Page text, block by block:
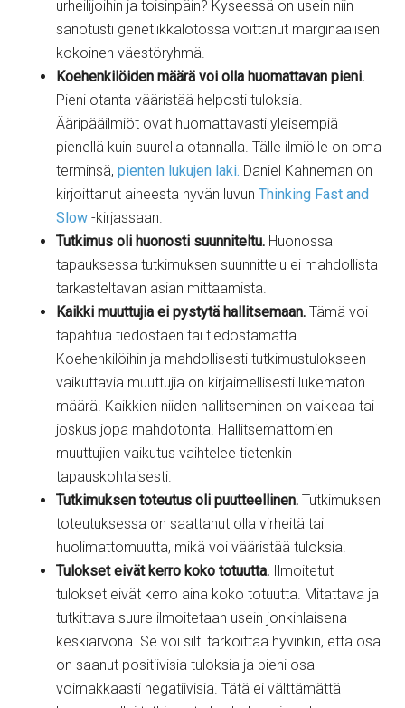
urheilijoihin ja toisinpäin? Kyseessä on usein niin
sanotusti genetiikkalotossa voittanut marginaalisen
kokoinen väestöryhmä.
Koehenkilöiden määrä voi olla huomattavan pieni.
Pieni otanta vääristää helposti tuloksia.
Ääripääilmiöt ovat huomattavasti yleisempiä
pienellä kuin suurella otannalla. Tälle ilmiölle on oma
terminsä,pienten lukujen laki. Daniel Kahneman on
kirjoittanut aiheesta hyvän luvunThinking Fast and
Slow -kirjassaan.
Tutkimus oli huonosti suunniteltu. Huonossa
tapauksessa tutkimuksen suunnittelu ei mahdollista
tarkasteltavan asian mittaamista.
Kaikki muuttujia ei pystytä hallitsemaan. Tämä voi
tapahtua tiedostaen tai tiedostamatta.
Koehenkilöihin ja mahdollisesti tutkimustulokseen
vaikuttavia muuttujia on kirjaimellisesti lukematon
määrä. Kaikkien niiden hallitseminen on vaikeaa tai
joskus jopa mahdotonta. Hallitsemattomien
muuttujien vaikutus vaihtelee tietenkin
tapauskohtaisesti.
Tutkimuksen toteutus oli puutteellinen.Tutkimuksen
toteutuksessa on saattanut olla virheitä tai
huolimattomuutta, mikä voi vääristää tuloksia.
Tulokset eivät kerro koko totuutta. Ilmoitetut
tulokset eivät kerro aina koko totuutta. Mitattava ja
tutkittava suure ilmoitetaan usein jonkinlaisena
keskiarvona. Se voi silti tarkoittaa hyvinkin, että osa
on saanut positiivisia tuloksia ja pieni osa
voimakkaasti negatiivisia. Tätä ei välttämättä